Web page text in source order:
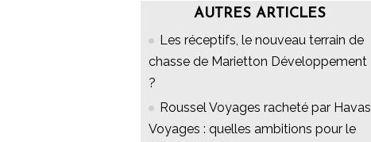
AUTRES ARTICLES
Les réceptifs, le nouveau terrain de
chasse de Marietton Développement
?
Roussel Voyages racheté par Havas
Voyages : quelles ambitions pour le